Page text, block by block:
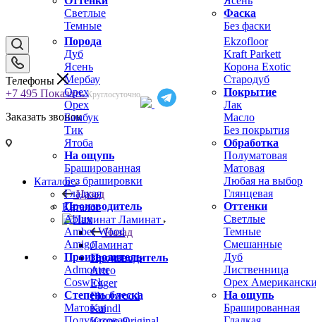
Светлые
Темные
Фаска
Без фаски
Порода
Дуб
Ясень
Мербау
Орех
Орех
Бамбук
Тик
Ятоба
На ощупь
Брашированная
Без брашировки
Гладкая
Производитель
Ablux
Amber Wood
Amigo
Ekzofloor
Kraft Parkett
Корона Exotic
Стародуб
Покрытие
Лак
Масло
Без покрытия
Обработка
Полуматовая
Матовая
Любая на выбор
Глянцевая
Оттенки
Светлые
Темные
Смешанные
Производитель
Admonter
Coswick
Степень блеска
Матовая
Дуб
Лиственница
Орех
На ощупь
Брашированная
Телефоны
+7 495 Показать Круглосуточно
Заказать звонок
Каталог
Назад
Каталог
Ламинат
Назад
Ламинат
Производитель
Arteo
Egger
Floorwood
Kaindl